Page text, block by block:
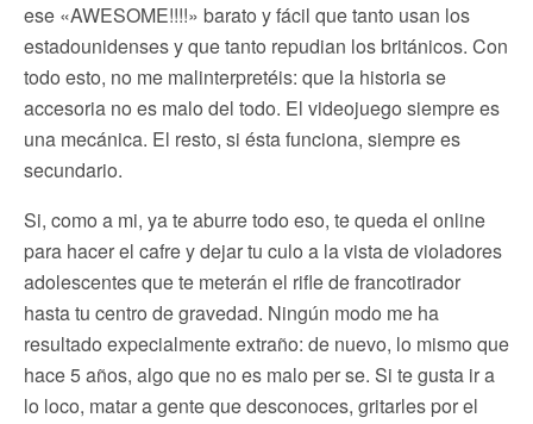
ese «AWESOME!!!!» barato y fácil que tanto usan los
estadounidenses y que tanto repudian los británicos. Con
todo esto, no me malinterpretéis: que la historia se
accesoria no es malo del todo. El videojuego siempre es
una mecánica. El resto, si ésta funciona, siempre es
secundario.
Si, como a mi, ya te aburre todo eso, te queda el online
para hacer el cafre y dejar tu culo a la vista de violadores
adolescentes que te meterán el rifle de francotirador
hasta tu centro de gravedad. Ningún modo me ha
resultado expecialmente extraño: de nuevo, lo mismo que
hace 5 años, algo que no es malo per se. Si te gusta ir a
lo loco, matar a gente que desconoces, gritarles por el